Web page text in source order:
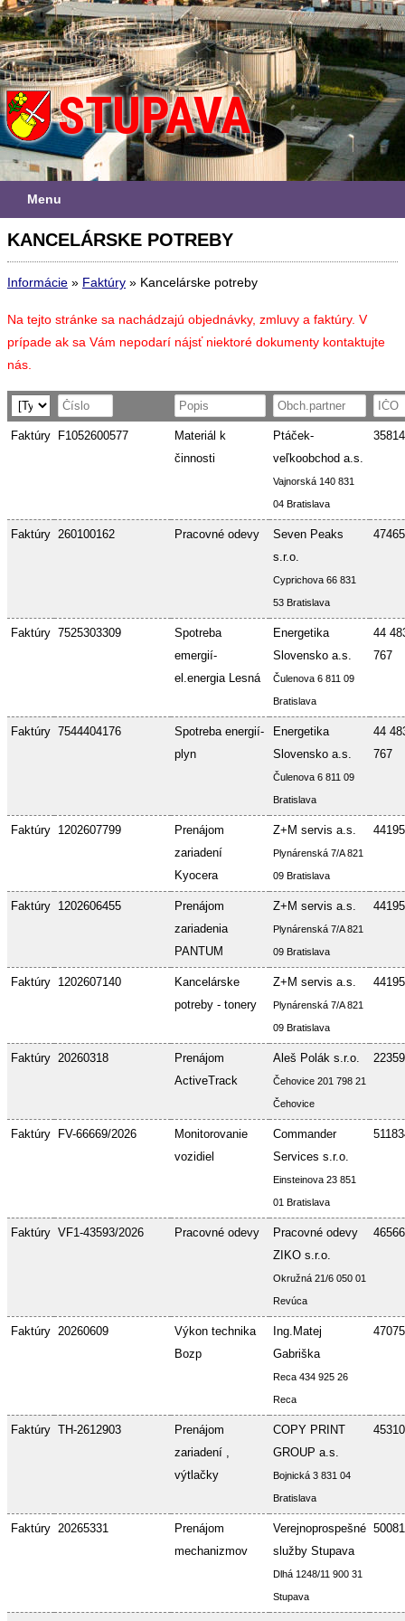
Menu
KANCELÁRSKE POTREBY
Informácie » Faktúry » Kancelárske potreby
Na tejto stránke sa nachádzajú objednávky, zmluvy a faktúry. V
prípade ak sa Vám nepodarí nájsť niektoré dokumenty kontaktujte
nás.
Faktúry F1052600577
Materiál k
činnosti
Ptáček-
veľkoobchod a.s.
Vajnorská 140 831
04 Bratislava
Faktúry 260100162 Pracovné odevy
Seven Peaks
s.r.o.
Cyprichova 66 831
53 Bratislava
Faktúry 7525303309
Spotreba
emergií-
el.energia Lesná
Energetika
Slovensko a.s.
Čulenova 6 811 09
Bratislava
44
767
Faktúry 7544404176
Spotreba energií-
plyn
Energetika
Slovensko a.s.
Čulenova 6 811 09
Bratislava
44
767
Faktúry 1202607799
Prenájom
zariadení
Kyocera
Z+M servis a.s.
Plynárenská 7/A 821
09 Bratislava
Faktúry 1202606455
Prenájom
zariadenia
PANTUM
Z+M servis a.s.
Plynárenská 7/A 821
09 Bratislava
Faktúry 1202607140
Kancelárske
potreby - tonery
Z+M servis a.s.
Plynárenská 7/A 821
09 Bratislava
Faktúry 20260318
Prenájom
ActiveTrack
Aleš Polák s.r.o.
Čehovice 201 798 21
Čehovice
Faktúry FV-66669/2026
Monitorovanie
vozidiel
Commander
Services s.r.o.
Einsteinova 23 851
01 Bratislava
Faktúry VF1-43593/2026 Pracovné odevy
Pracovné odevy
ZIKO s.r.o.
Okružná 21/6 050 01
Revúca
Faktúry 20260609
Výkon technika
Bozp
Ing.Matej
Gabriška
Reca 434 925 26
Reca
Faktúry TH-2612903
Prenájom
zariadení ,
výtlačky
COPY PRINT
GROUP a.s.
Bojnická 3 831 04
Bratislava
Faktúry 20265331
Prenájom
mechanizmov
Verejnoprospešné
služby Stupava
Dlhá 1248/11 900 31
Stupava